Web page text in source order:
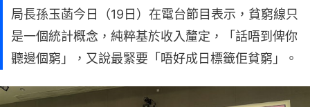
局長孫玉菡今日（19日）在電台節目表示，貧窮線只
是一個統計概念，純粹基於收入釐定，「話唔到俾你
聽邊個窮」，又說最緊要「唔好成日標籤佢貧窮」。